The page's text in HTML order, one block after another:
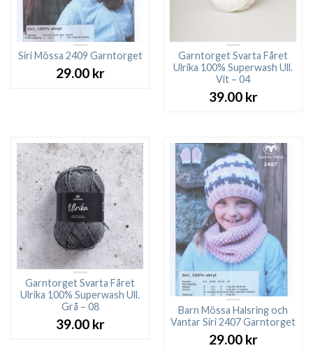
Siri Mössa 2409 Garntorget
29.00 kr
Garntorget Svarta Fåret
Ulrika 100% Superwash Ull.
Vit – 04
39.00 kr
Garntorget Svarta Fåret
Ulrika 100% Superwash Ull.
Grå – 08
39.00 kr
Barn Mössa Halsring och
Vantar Siri 2407 Garntorget
29.00 kr